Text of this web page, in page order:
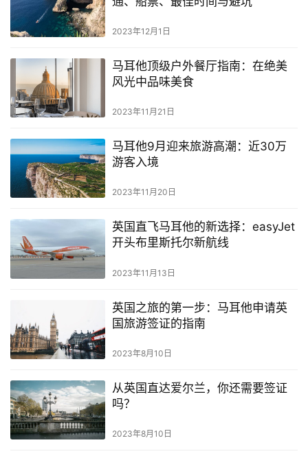
2023年12月1日
马耳他顶级户外餐厅指南：在绝美
风光中品味美食
2023年11月21日
马耳他9月迎来旅游高潮：近30万
游客入境
2023年11月20日
英国直飞马耳他的新选择：easyJet
开头布里斯托尔新航线
2023年11月13日
英国之旅的第一步：马耳他申请英
国旅游签证的指南
2023年8月10日
从英国直达爱尔兰，你还需要签证
吗？
2023年8月10日